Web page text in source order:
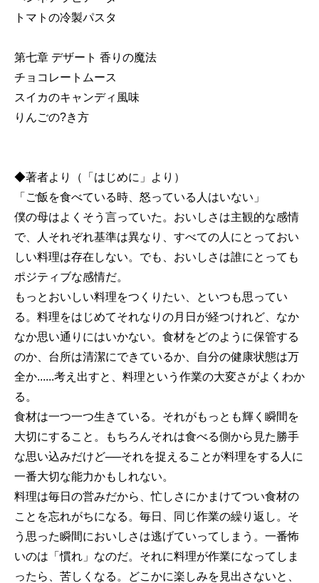
トマトの冷製パスタ
第七章 デザート 香りの魔法
チョコレートムース
スイカのキャンディ風味
りんごの?き方
◆著者より（「はじめに」より）
「ご飯を食べている時、怒っている人はいない」
僕の母はよくそう言っていた。おいしさは主観的な感情
で、人それぞれ基準は異なり、すべての人にとっておい
しい料理は存在しない。でも、おいしさは誰にとっても
ポジティブな感情だ。
もっとおいしい料理をつくりたい、といつも思ってい
る。料理をはじめてそれなりの月日が経つけれど、なか
なか思い通りにはいかない。食材をどのように保管する
のか、台所は清潔にできているか、自分の健康状態は万
全か......考え出すと、料理という作業の大変さがよくわか
る。
食材は一つ一つ生きている。それがもっとも輝く瞬間を
大切にすること。もちろんそれは食べる側から見た勝手
な思い込みだけど──それを捉えることが料理をする人に
一番大切な能力かもしれない。
料理は毎日の営みだから、忙しさにかまけてつい食材の
ことを忘れがちになる。毎日、同じ作業の繰り返し。そ
う思った瞬間においしさは逃げていってしまう。一番怖
いのは「慣れ」なのだ。それに料理が作業になってしま
ったら、苦しくなる。どこかに楽しみを見出さないと、